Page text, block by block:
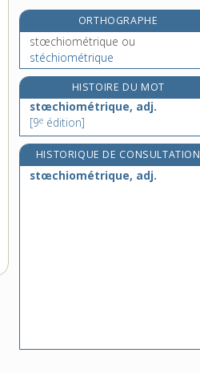
stoïquement, adv.
stoïsme, n. m.[5eédition]
stolon, n. m.
stomacal, -ale, adj.
stomachique, adj.
ORTHOGRAPHE
stœchiométrique ou
stéchiométrique
HISTOIRE DU MOT
stœchiométrique, adj.
[9e édition]
HISTORIQUE DE CONSULTATION
stœchiométrique, adj.